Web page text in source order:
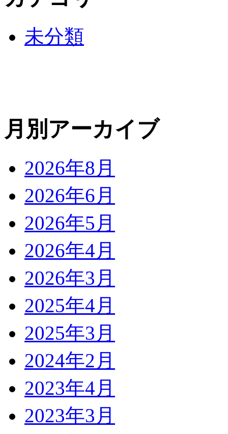
未分類
月別アーカイブ
2026年8月
2026年6月
2026年5月
2026年4月
2026年3月
2025年4月
2025年3月
2024年2月
2023年4月
2023年3月